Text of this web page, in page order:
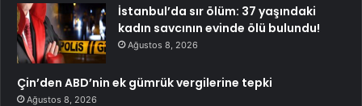
İstanbul’da sır ölüm: 37 yaşındaki
kadın savcının evinde ölü bulundu!
Ağustos 8, 2026
Çin’den ABD’nin ek gümrük vergilerine tepki
Ağustos 8, 2026